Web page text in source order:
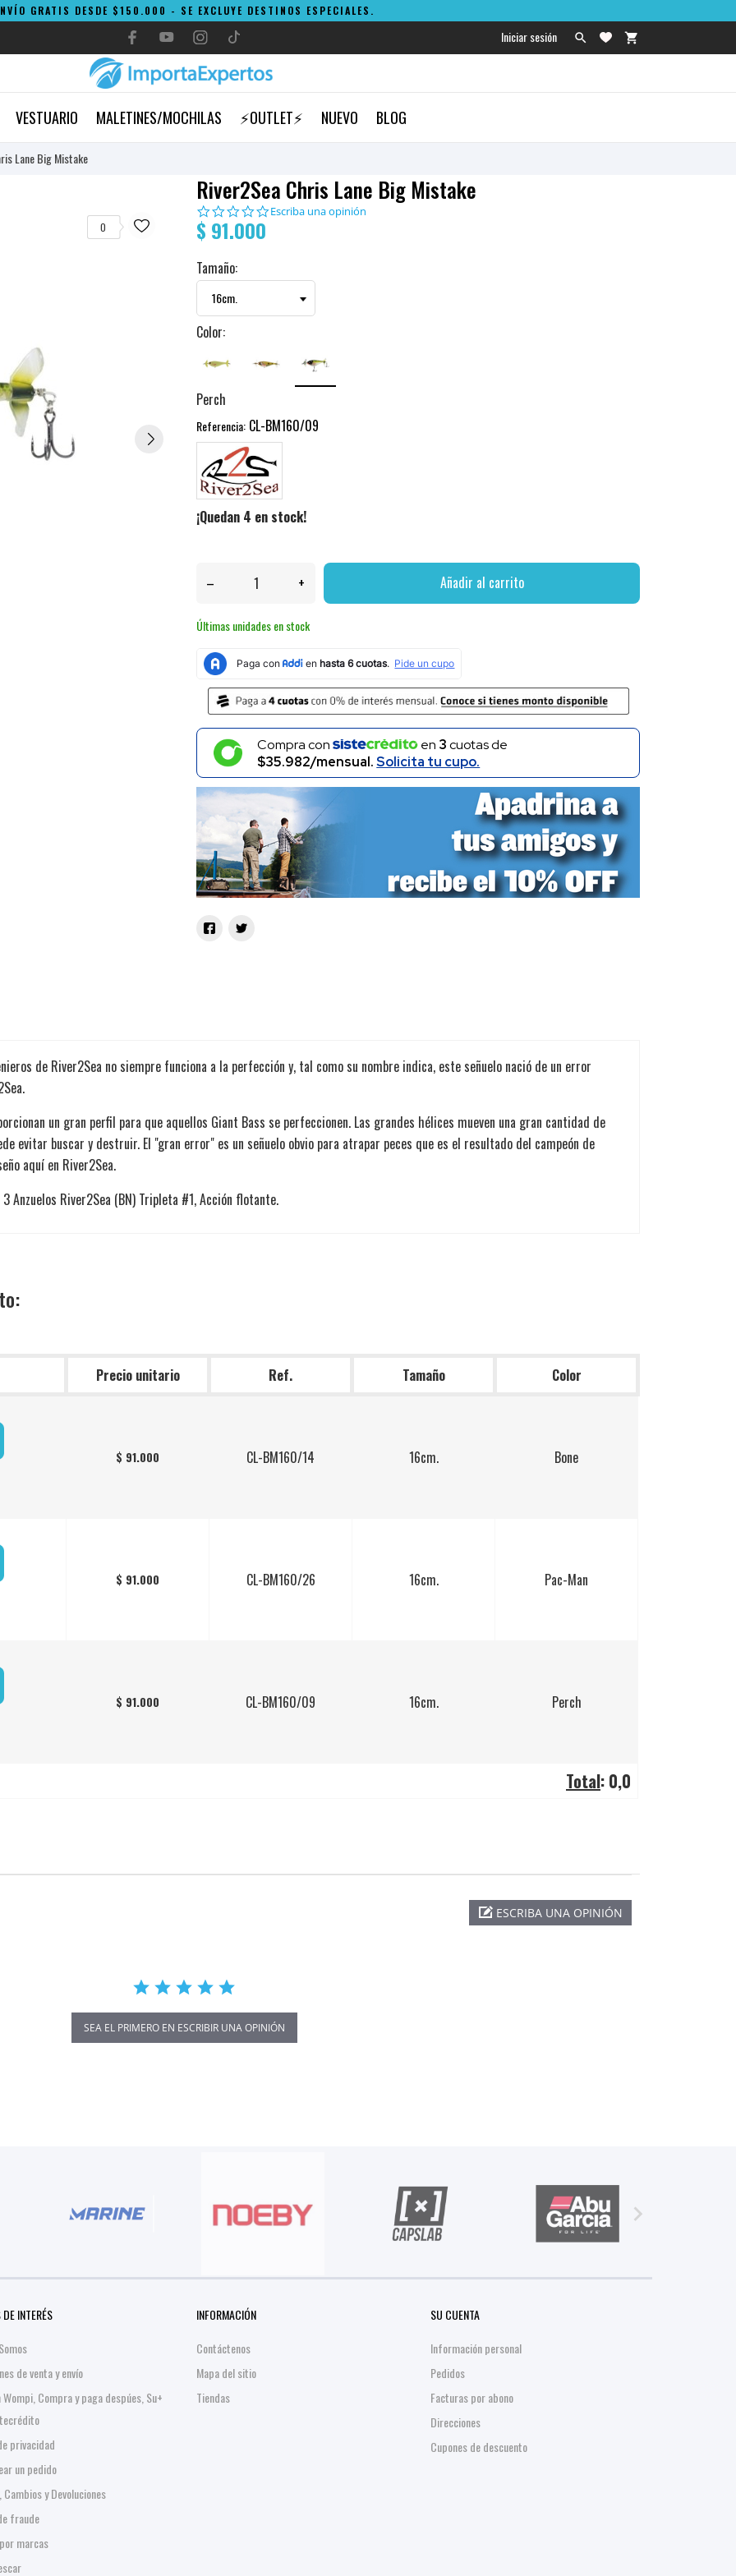
GRATIS DESDE $150.000 - SE EXCLUYE DESTINOS ESPECIALES.
Iniciar sesión  shopping_cart
VESTUARIO MALETINES/MOCHILAS ⚡OUTLET⚡ NUEVO BLOG
Lane Big Mistake
0
River2Sea Chris Lane Big Mistake
0.0
Escriba una opinión
$ 91.000
Tamaño:
Color:
Perch
Referencia: CL-BM160/09
¡Quedan 4 en stock!
– + Añadir al carrito
Últimas unidades en stock
Compra con en 3cuotas de
$35.982/mensual.Solicita tu cupo.
de River2Sea no siempre funciona a la perfección y, tal como su nombre indica, este señuelo nació de un error
un gran perfil para que aquellos Giant Bass se perfeccionen. Las grandes hélices mueven una gran cantidad de
evitar buscar y destruir. El "gran error" es un señuelo obvio para atrapar peces que es el resultado del campeón de
aquí en River2Sea.
Anzuelos River2Sea (BN) Tripleta #1, Acción flotante.
Precio unitario Ref. Tamaño Color
$ 91.000 CL-BM160/14 16cm. Bone
$ 91.000 CL-BM160/26 16cm. Pac-Man
$ 91.000 CL-BM160/09 16cm. Perch
Total: 0,0
ESCRIBA UNA OPINIÓN
SEA EL PRIMERO EN ESCRIBIR UNA OPINIÓN

INTERÉS
de venta y envío
Wompi, Compra y paga despúes, Su+
privacidad
un pedido
y Devoluciones
fraude
marcas
INFORMACIÓN
Contáctenos
Mapa del sitio
Tiendas
SU CUENTA
Información personal
Pedidos
Facturas por abono
Direcciones
Cupones de descuento